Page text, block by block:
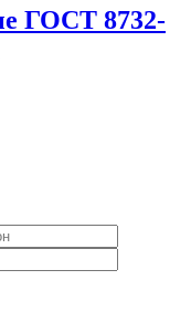
ГОСТ 8732-